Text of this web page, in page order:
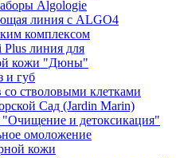
Algologie
линия с ALGO4
комплексом
Plus линия для
кожи "Дюны"
и губ
со стволовыми клетками
Сад (Jardin Marin)
"Очищение и детоксикация"
омоложение
кожи